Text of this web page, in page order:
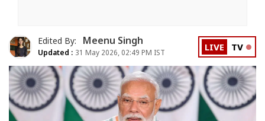
Edited By: Meenu Singh
Updated : 31 May 2026, 02:49 PM IST LIVE TV